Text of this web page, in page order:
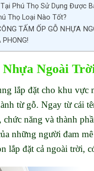
Phú Thọ Sử Dụng Được
Thọ Loại Nào Tốt?
TẤM ỐP GỖ NHỰA
Ngoài
lắp đặt cho khu
từ gỗ. Ngay từ cái
năng và thành
những người đam
lắp đặt cả ngoài trời,